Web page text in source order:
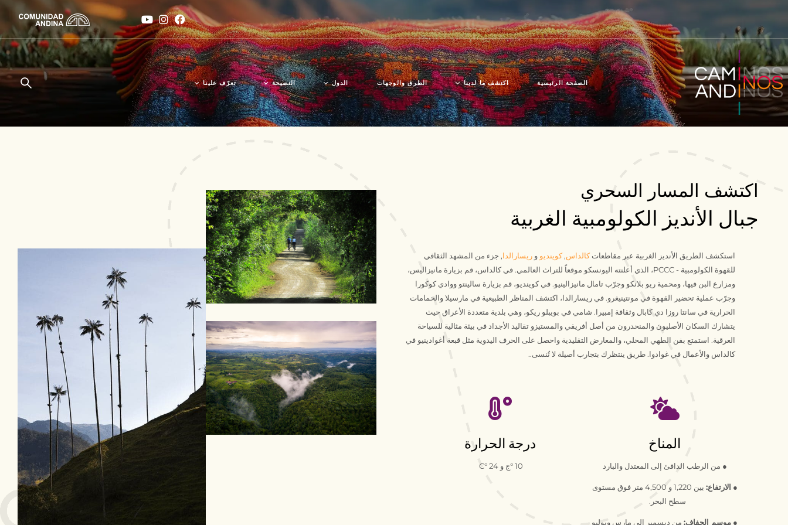
الصفحة الرئيسية اكتشف ما لدينا
الثقافة
الطرق والوجهات الدول
بوليفيا
بيرو
النصيحة
قبل السفر
تعرّف علينا
من نحن؟
اكتشف المسار السحري
جبال الأنديز الكولومبية الغربية
استكشف الطريق الأنديز الغربية عبر مقاطعاتكالداس,كوينديو و ريسارالدا, جزء من المشهد الثقافي
للقهوة الكولومبية - PCCC، الذي أعلنته اليونسكو موقعاً للتراث العالمي. في كالداس، قم بزيارة مانيزاليس،
ومزارع البن فيها، ومحمية ريو بلانكو وجرّب تامال مانيزالينيو. في كوينديو، قم بزيارة سالينتو ووادي كوكورا
وجرّب عملية تحضير القهوة في مونتينيغرو. في ريسارالدا، اكتشف المناظر الطبيعية في مارسيلا والحمامات
الحرارية في سانتا روزا دي كابال وثقافة إمبيرا. شامي في بويبلو ريكو، وهي بلدية متعددة الأعراق حيث
يتشارك السكان الأصليون والمنحدرون من أصل أفريقي والمستيزو تقاليد الأجداد في بيئة مثالية للسياحة
العرقية. استمتع بفن الطهي المحلي، والمعارض التقليدية واحصل على الحرف اليدوية مثل قبعة أغوادينيو في
كالداس والأعمال في غوادوا. طريق ينتظرك بتجارب أصيلة لا تُنسى..
درجة الحرارة
10
°ج و24
°
C
المناخ
● من الرطب الدافئ إلى المعتدل والبارد
● الارتفاع:
بين 1,220 و 4,500 متر فوق مستوى
سطح البحر.
● موسم الجفاف: من ديسمبر إلى مارس ويوليو